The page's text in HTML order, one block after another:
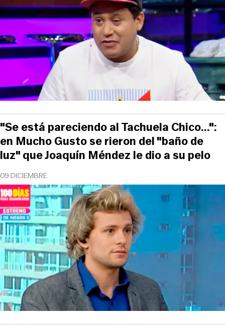
09 DICIEMBRE
"Se está pareciendo al Tachuela Chico...":
en Mucho Gusto se rieron del "baño de
luz" que Joaquín Méndez le dio a su pelo